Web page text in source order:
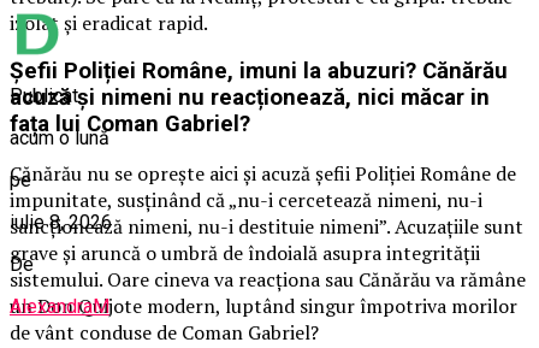
izolat și eradicat rapid.
Șefii Poliției Române, imuni la abuzuri? Cănărău
acuză și nimeni nu reacționează, nici măcar in
fața lui Coman Gabriel?
Cănărău nu se oprește aici și acuză șefii Poliției Române de
impunitate, susținând că „nu-i cercetează nimeni, nu-i
sancționează nimeni, nu-i destituie nimeni”. Acuzațiile sunt
grave și aruncă o umbră de îndoială asupra integrității
sistemului. Oare cineva va reacționa sau Cănărău va rămâne
un Don Quijote modern, luptând singur împotriva morilor
de vânt conduse de Coman Gabriel?
Publicat
acum o lună
pe
iulie 8, 2026
De
AlexandraM